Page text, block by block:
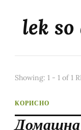
lek
Showing: 1 - 1 of 1
КОРИСНО
Домашна